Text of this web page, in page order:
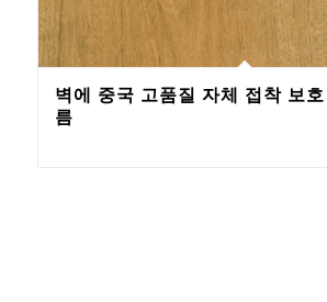
벽에 중국 고품질 자체 접착 보
름